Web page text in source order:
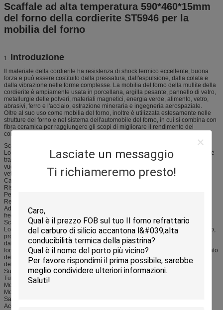
Lasciate un messaggio
Ti richiameremo presto!
Scaffale ad alta temperatura 590*460*15mm
del forno della cordierite ST5946 per la
mobilia del forno
1. Introduzione
Il materiale della cordierite ha resistenza di shock termico eccellente, buona
forza e può essere costituito dalla pressatura, dall'espulsione, dalla colata e
dalla vibrazione nelle forme complesse. La mobilia del forno della mullite della
cordierite è ampiamente usata in porcellana, argilla pesante, pannello di vetro,
metallurgie delle polveri, materiali magnetici, energia verde, alimento, vetro,
abrasivi, ferro e l'acciaio, estrazione mineraria e ingegneria aerospaziale.
Oltre al suo uso come mobilia del forno, inoltre è utilizzata estesamente nelle
strutture del forno e nel sistema dell'automobile del forno, in cui si combina con
fibra ceramica per raggiungere gli scopi di migliorare il rendimento del
combustibile e prevenzione della contaminazione.
Scaffale espulso del forno
Lo scaffale espulso del forno ha fori che eseguono la lunghezza della sezione
trasversale ed è fabbricato facendo uso dell'estrusione ad alta pressione di
vuoto. Sono utilizzati pricipalmente nelle industrie sanitarie del pannello di
vetro e degli articoli.
Caratteristiche:
Risparmi energetici eccellenti
Peso più leggero e più alta capacità di carico
Resistenza eccellente di distorsione a temperatura elevata
Adatto ad infornamenti più veloci con migliore portata per gli estremi caldi e
freddi
Scaffale normale del forno
Lo scaffale normale del forno è il tipo più comune di mobilia primaria del forno,
prodotto solitamente dalla pressatura semisecca, ma può anche essere fatto
dalla pressione-colata. C'è grande scaffale extra del forno, scaffale extra del
forno, scaffale normale del forno, scaffale perforato del forno, scaffale scanalato
del forno, scaffale del forno del trapezio, scaffale del forno rotondo e scaffale
del forno dello speciale.
Supporti normali
Tubi espelsi
Montaggi
Mobilia secondaria del forno
Sagger e crogioli
Accessori del forno